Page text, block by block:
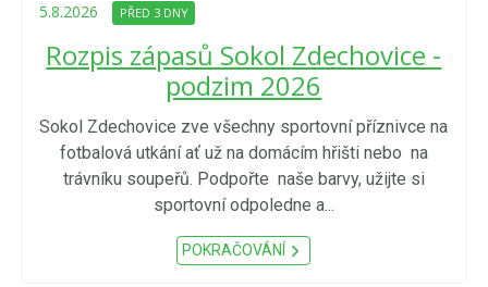
5.8.2026 PŘED 3 DNY
Rozpis zápasů Sokol Zdechovice -
podzim 2026
Sokol Zdechovice zve všechny sportovní příznivce na
fotbalová utkání ať už na domácím hřišti nebo na
trávníku soupeřů. Podpořte naše barvy, užijte si
sportovní odpoledne a...
POKRAČOVÁNÍ